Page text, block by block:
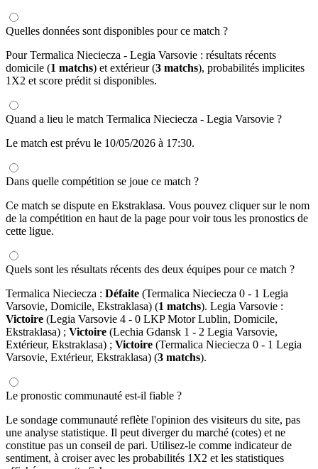
Quelles données sont disponibles pour ce match ?
Pour Termalica Nieciecza - Legia Varsovie : résultats récents
domicile (1 matchs) et extérieur (3 matchs), probabilités implicites
1X2 et score prédit si disponibles.
Quand a lieu le match Termalica Nieciecza - Legia Varsovie ?
Le match est prévu le 10/05/2026 à 17:30.
Dans quelle compétition se joue ce match ?
Ce match se dispute en Ekstraklasa. Vous pouvez cliquer sur le nom
de la compétition en haut de la page pour voir tous les pronostics de
cette ligue.
Quels sont les résultats récents des deux équipes pour ce match ?
Termalica Nieciecza : Défaite (Termalica Nieciecza 0 - 1 Legia
Varsovie, Domicile, Ekstraklasa) (1 matchs). Legia Varsovie :
Victoire (Legia Varsovie 4 - 0 LKP Motor Lublin, Domicile,
Ekstraklasa) ; Victoire (Lechia Gdansk 1 - 2 Legia Varsovie,
Extérieur, Ekstraklasa) ; Victoire (Termalica Nieciecza 0 - 1 Legia
Varsovie, Extérieur, Ekstraklasa) (3 matchs).
Le pronostic communauté est-il fiable ?
Le sondage communauté reflète l'opinion des visiteurs du site, pas
une analyse statistique. Il peut diverger du marché (cotes) et ne
constitue pas un conseil de pari. Utilisez-le comme indicateur de
sentiment, à croiser avec les probabilités 1X2 et les statistiques